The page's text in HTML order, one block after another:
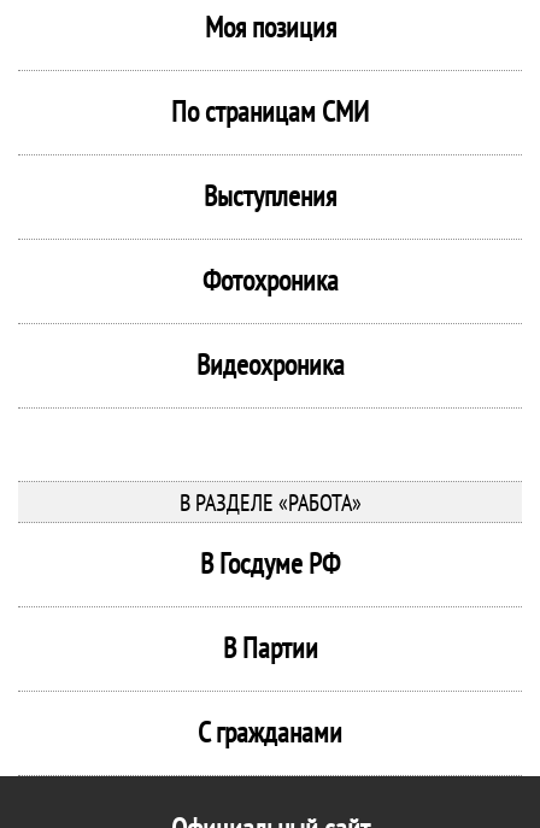
Моя позиция
По страницам СМИ
Выступления
Фотохроника
Видеохроника
В РАЗДЕЛЕ «РАБОТА»
В Госдуме РФ
В Партии
С гражданами